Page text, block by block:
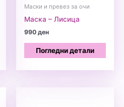
Маски и превез за очи
Маска – Лисица
990ден
Погледни детали